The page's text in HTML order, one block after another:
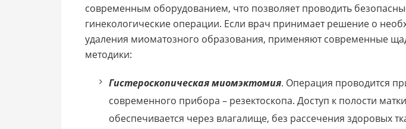
современным оборудованием, что позволяет проводить
гинекологические операции. Если врач принимает решение о
удаления миоматозного образования, применяют современные
методики:
Гистероскопическая миомэктомия. Операция проводится
современного прибора – резектоскопа. Доступ к полости матки
обеспечивается через влагалище, без рассечения здоровых